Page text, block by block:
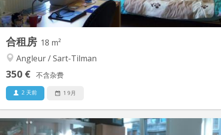
合租房 18 m²
Angleur / Sart-Tilman
350 € 不含杂费
2 天前 1 9月
KL 751